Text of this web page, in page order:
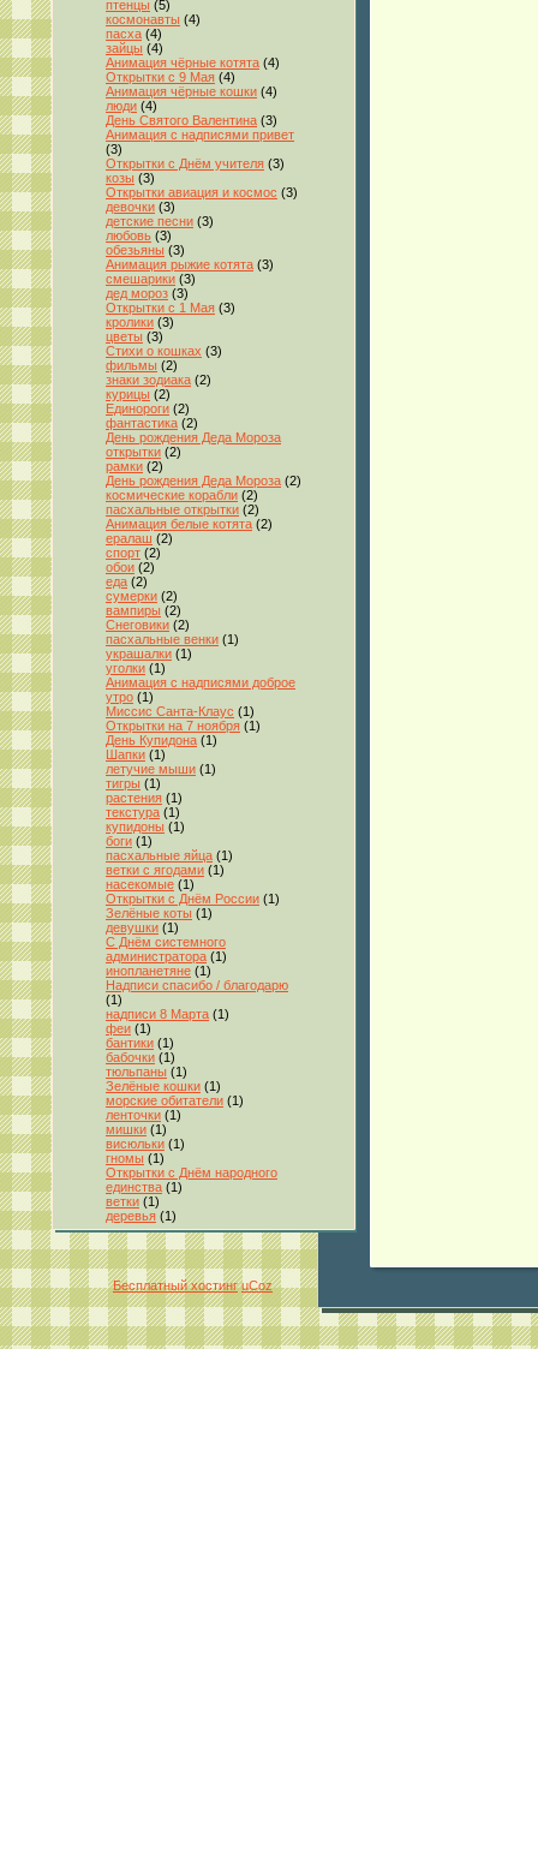
птенцы (5)
космонавты (4)
пасха (4)
зайцы (4)
Анимация чёрные котята (4)
Открытки с 9 Мая (4)
Анимация чёрные кошки (4)
люди (4)
День Святого Валентина (3)
Анимация с надписями привет
(3)
Открытки с Днём учителя (3)
козы (3)
Открытки авиация и космос (3)
девочки (3)
детские песни (3)
любовь (3)
обезьяны (3)
Анимация рыжие котята (3)
смешарики (3)
дед мороз (3)
Открытки с 1 Мая (3)
кролики (3)
цветы (3)
Стихи о кошках (3)
фильмы (2)
знаки зодиака (2)
курицы (2)
Единороги (2)
фантастика (2)
День рождения Деда Мороза
открытки (2)
рамки (2)
День рождения Деда Мороза (2)
космические корабли (2)
пасхальные открытки (2)
Анимация белые котята (2)
ералаш (2)
спорт (2)
обои (2)
еда (2)
сумерки (2)
вампиры (2)
Снеговики (2)
пасхальные венки (1)
украшалки (1)
уголки (1)
Анимация с надписями доброе
утро (1)
Миссис Санта-Клаус (1)
Открытки на 7 ноября (1)
День Купидона (1)
Шапки (1)
летучие мыши (1)
тигры (1)
растения (1)
текстура (1)
купидоны (1)
боги (1)
пасхальные яйца (1)
ветки с ягодами (1)
насекомые (1)
Открытки с Днём России (1)
Зелёные коты (1)
девушки (1)
С Днём системного
администратора (1)
инопланетяне (1)
Надписи спасибо / благодарю
(1)
надписи 8 Марта (1)
феи (1)
бантики (1)
бабочки (1)
тюльпаны (1)
Зелёные кошки (1)
морские обитатели (1)
ленточки (1)
мишки (1)
висюльки (1)
гномы (1)
Открытки с Днём народного
единства (1)
ветки (1)
деревья (1)
Бесплатный хостинг uCoz